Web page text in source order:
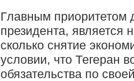
Главным
президента, является
сколько снятие
условии, что Тегеран
обязательства по